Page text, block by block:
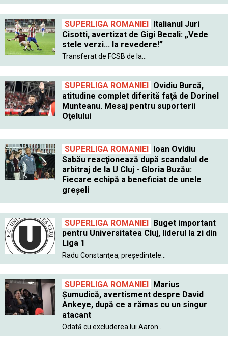
SUPERLIGA ROMANIEI
Italianul Juri
Cisotti, avertizat de Gigi Becali: „Vede
stele verzi... la revedere!”
Transferat de FCSB de la...
SUPERLIGA ROMANIEI
Ovidiu Burcă,
atitudine complet diferită faţă de Dorinel
Munteanu. Mesaj pentru suporterii
Oţelului
SUPERLIGA ROMANIEI
Ioan Ovidiu
Sabău reacţionează după scandalul de
arbitraj de la U Cluj - Gloria Buzău:
Fiecare echipă a beneficiat de unele
greşeli
SUPERLIGA ROMANIEI
Buget important
pentru Universitatea Cluj, liderul la zi din
Liga 1
Radu Constanţea, preşedintele...
SUPERLIGA ROMANIEI
Marius
Şumudică, avertisment despre David
Ankeye, după ce a rămas cu un singur
atacant
Odată cu excluderea lui Aaron...